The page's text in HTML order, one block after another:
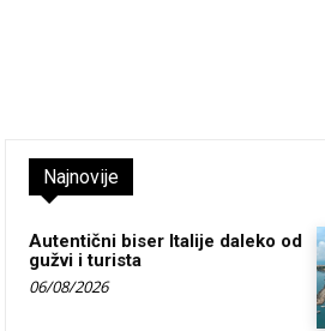
Najnovije
Autentični biser Italije daleko od
gužvi i turista
06/08/2026